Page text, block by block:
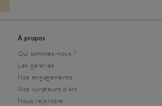
À propos
Qui sommes-nous ?
Les galeries
Nos engagements
Nos curateurs d'art
Nous rejoindre